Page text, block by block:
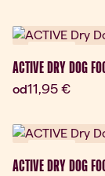
ACTIVE DRY DOG
odAktuálna
11,95 €
ACTIVE DRY DOG